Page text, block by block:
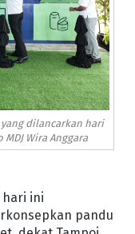
dilancarkan hari
Wira Anggara
hari ini
pandu